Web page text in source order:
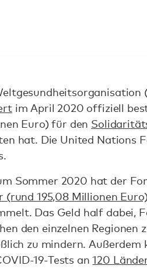
im April 2020 offiziell
Euro) für den
hat. Die United Nations
Sommer 2020 hat der
(rund 195,08 Millionen Euro)
Das Geld half dabei,
den einzelnen Regionen
zu mindern. Außerdem
19-Tests an120